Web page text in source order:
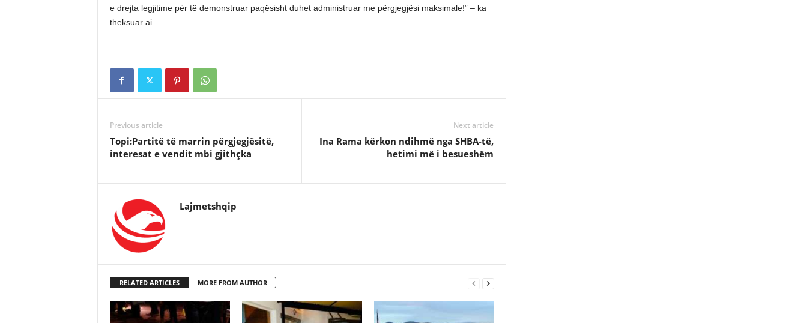
e drejta legjitime për të demonstruar paqësisht duhet administruar me përgjegjësi maksimale!” – ka
theksuar ai.
Previous article
Topi:Partitë të marrin përgjegjësitë,
interesat e vendit mbi gjithçka
Next article
Ina Rama kërkon ndihmë nga SHBA-të,
hetimi më i besueshëm
Lajmetshqip
RELATED ARTICLES MORE FROM AUTHOR